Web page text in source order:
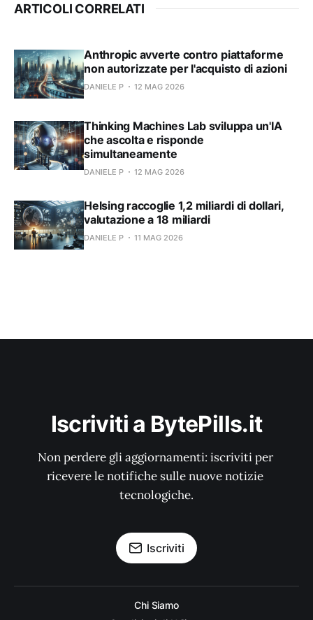
ARTICOLI CORRELATI
Anthropic avverte contro piattaforme
non autorizzate per l'acquisto di azioni
DANIELE P 12 MAG 2026
Thinking Machines Lab sviluppa un'IA
che ascolta e risponde
simultaneamente
DANIELE P 12 MAG 2026
Helsing raccoglie 1,2 miliardi di dollari,
valutazione a 18 miliardi
DANIELE P 11 MAG 2026
Iscriviti a BytePills.it
Non perdere gli aggiornamenti: iscriviti per
ricevere le notifiche sulle nuove notizie
tecnologiche.
Iscriviti
Chi Siamo